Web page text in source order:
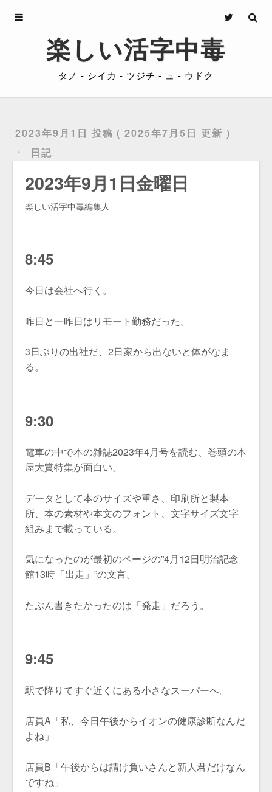
楽しい活字中毒
タノ - シイカ - ツジチ - ュ - ウドク
2023年9月1日 投稿
2025年7月5日 更新
日記
2023年9月1日金曜日
楽しい活字中毒編集人
8:45
今日は会社へ行く。
昨日と一昨日はリモート勤務だった。
3日ぶりの出社だ、2日家から出ないと体がなま
る。
9:30
電車の中で本の雑誌2023年4月号を読む、巻頭の本
屋大賞特集が面白い。
データとして本のサイズや重さ、印刷所と製本
所、本の素材や本文のフォント、文字サイズ文字
組みまで載っている。
気になったのが最初のページの”4月12日明治記念
館13時「出走」”の文言。
たぶん書きたかったのは「発走」だろう。
9:45
駅で降りてすぐ近くにある小さなスーパーへ。
店員A「私、今日午後からイオンの健康診断なんだ
よね」
店員B「午後からは請け負いさんと新人君だけなん
ですね」
Archives